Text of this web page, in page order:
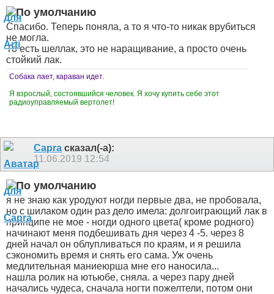
Спасибо. Теперь поняла, а то я что-то никак врубиться
не могла.
То есть шеллак, это не наращивание, а просто очень
стойкий лак.
Собака лает, караван идет.
Я взрослый, состоявшийся человек. Я хочу купить себе этот
радиоуправляемый вертолет!
Capra сказал(-а):
11.06.2019 12:54
я не знаю как уродуют ногди первые два, не пробовала,
но с шилаком один раз дело имела: долгоиграющий лак в
принципе не мое - ногди одного цвета( кроме родного)
начинают меня подбешивать дня через 4 -5. через 8
дней начал он облупливаться по краям, и я решила
сэкономить время и снять его сама. Уж очень
медлительная маниеюрша мне его наносила...
нашла ролик на ютьюбе, сняла. а через пару дней
начались чудеса, сначала ногти пожелтели, потом они